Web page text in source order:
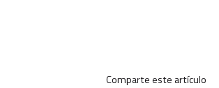
Comparte este artículo